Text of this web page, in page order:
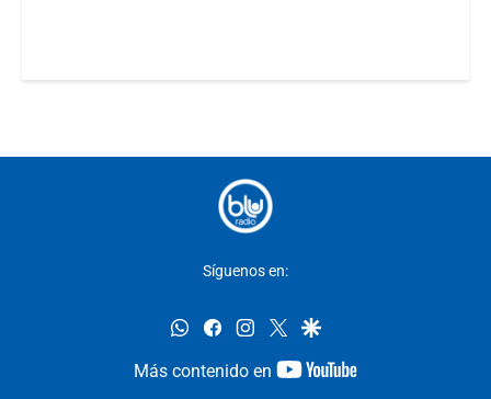
Síguenos en:
whatsappfacebookinstagram
twittergoogle
Más contenido en
youtube-